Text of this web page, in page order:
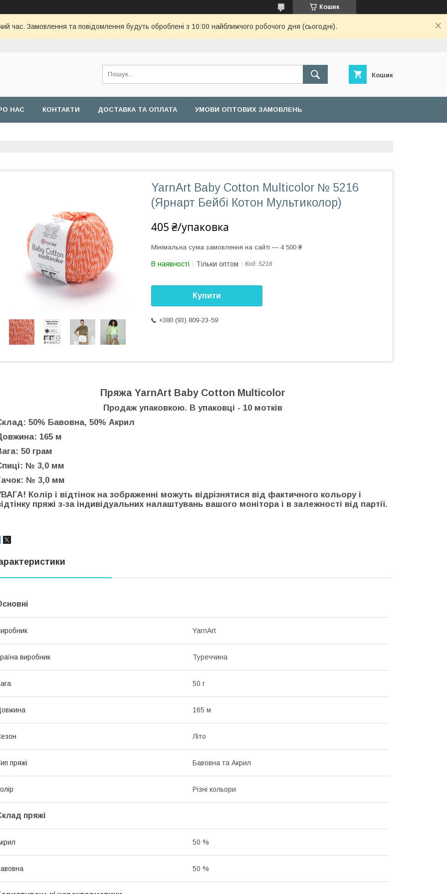
Кошик
час. Замовлення та повідомлення будуть оброблені з 10:00 найближчого робочого дня (сьогодні).
Кошик
НАС КОНТАКТИ ДОСТАВКА ТА ОПЛАТА УМОВИ ОПТОВИХ ЗАМОВЛЕНЬ
YarnArt Baby Cotton Multicolor № 5216
(Ярнарт Бейбі Котон Мультиколор)
405 ₴/упаковка
Мінімальна сума замовлення на сайті — 4 500 ₴
В наявності Тільки оптом Код: 5216
Купити
+380 (93) 809-23-59
Пряжа YarnArt Baby Cotton Multicolor
Продаж упаковкою. В упаковці - 10 мотків
50% Бавовна, 50% Акрил
165 м
50 грам
№ 3,0 мм
№ 3,0 мм
Колір і відтінок на зображенні можуть відрізнятися від фактичного кольору і
пряжі з-за індивідуальних налаштувань вашого монітора і в залежності від партії.
YarnArt
виробник Туреччина
50 г
165 м
Літо
пряжі Бавовна та Акрил
Різні кольори
пряжі
50 %
50 %